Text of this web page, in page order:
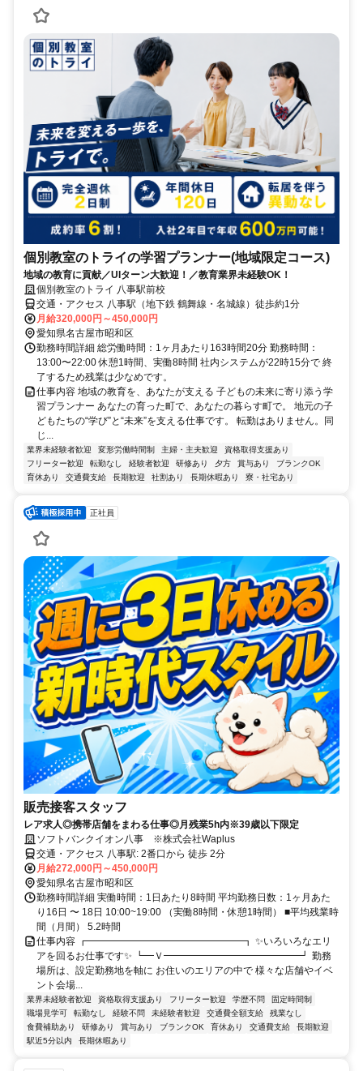
個別教室のトライの学習プランナー(地域限定コース)
地域の教育に貢献／UIターン大歓迎！／教育業界未経験OK！
個別教室のトライ 八事駅前校
交通・アクセス 八事駅（地下鉄 鶴舞線・名城線）徒歩約1分
月給320,000円～450,000円
愛知県名古屋市昭和区
勤務時間詳細 総労働時間：1ヶ月あたり163時間20分 勤務時間：
13:00〜22:00 休憩1時間、実働8時間 社内システムが22時15分で 終
了するため残業は少なめです。
仕事内容 地域の教育を、あなたが支える 子どもの未来に寄り添う学
習プランナー あなたの育った町で、あなたの暮らす町で。 地元の子
どもたちの“学び”と“未来”を支える仕事です。 転勤はありません。同
じ...
業界未経験者歓迎 変形労働時間制 主婦・主夫歓迎
資格取得支援あり
フリーター歓迎
転勤なし 経験者歓迎 研修あり 夕方 賞与あり
ブランクOK
育休あり
交通費支給 長期歓迎 社割あり 長期休暇あり 寮・社宅あり
正社員
販売接客スタッフ
レア求人◎携帯店舗をまわる仕事◎月残業5h内※39歳以下限定
ソフトバンクイオン八事 ※株式会社Waplus
交通・アクセス 八事駅: 2番口から 徒歩 2分
月給272,000円～450,000円
愛知県名古屋市昭和区
勤務時間詳細 実働時間：1日あたり8時間 平均勤務日数：1ヶ月あた
り16日 〜 18日 10:00~19:00 （実働8時間・休憩1時間） ■平均残業時
間（月間） 5.2時間
仕事内容 ┏━━━━━━━━━━━━━━━━┓ ✨いろいろなエリ
アを回るお仕事です✨ ┗━Ｖ━━━━━━━━━━━━━━┛ 勤務
場所は、設定勤務地を軸に お住いのエリアの中で 様々な店舗やイベ
ント会場...
業界未経験者歓迎 資格取得支援あり フリーター歓迎 学歴不問
固定時間制
職場見学可
転勤なし 経験不問 未経験者歓迎 交通費全額支給
残業なし
食費補助あり
研修あり 賞与あり ブランクOK 育休あり 交通費支給
長期歓迎
駅近5分以内
長期休暇あり